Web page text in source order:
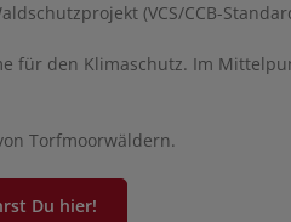
(VCS/CCB-
für den Klimaschutz. Im
Torfmoorwäldern.
Du hier!